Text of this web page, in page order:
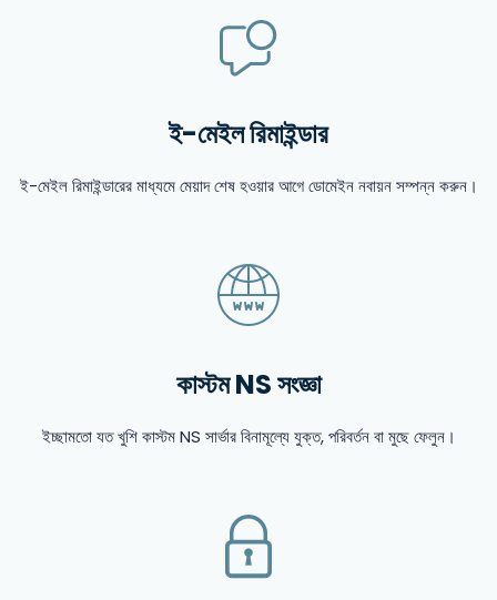
ই-মেইল রিমাইন্ডার
ই-মেইল রিমাইন্ডারের মাধ্যমে মেয়াদ শেষ হওয়ার আগে ডোমেইন নবায়ন সম্পন্ন করুন।
কাস্টম NS সংজ্ঞা
ইচ্ছামতো যত খুশি কাস্টম NS সার্ভার বিনামূল্যে যুক্ত, পরিবর্তন বা মুছে ফেলুন।